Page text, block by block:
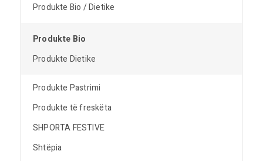
Produkte Bio / Dietike
Produkte Bio
Produkte Dietike
Produkte Pastrimi
Produkte të freskëta
SHPORTA FESTIVE
Shtëpia